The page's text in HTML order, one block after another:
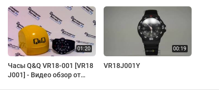
Часы Q&Q VR18-001 [VR18
J001] - Видео обзор от
VR18J001Y